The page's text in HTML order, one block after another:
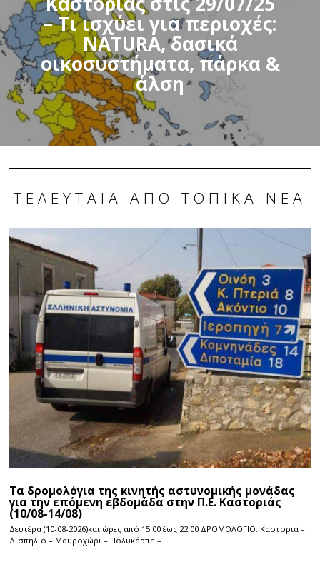
– Τι ισχύει για περιοχές:
NATURA, δασικά
οικοσυστήματα, πάρκα &
άλση
ΤΕΛΕΥΤΑΊΑ ΑΠΌ ΤΟΠΙΚΆ ΝΈΑ
Τα δρομολόγια της κινητής αστυνομικής μονάδας
για την επόμενη εβδομάδα στην Π.Ε. Καστοριάς
(10/08-14/08)
Δευτέρα (10-08-2026)και ώρες από 15.00 έως 22.00 ΔΡΟΜΟΛΟΓΙΟ: Καστοριά –
Δισπηλιό – Μαυροχώρι – Πολυκάρπη –